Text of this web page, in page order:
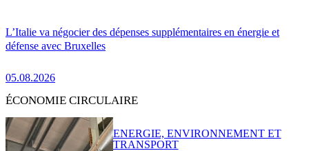
L’Italie va négocier des dépenses supplémentaires en énergie et
défense avec Bruxelles
05.08.2026
ÉCONOMIE CIRCULAIRE
ENERGIE, ENVIRONNEMENT ET
TRANSPORT